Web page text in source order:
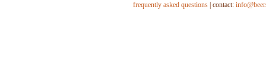
frequently asked questions| contact: